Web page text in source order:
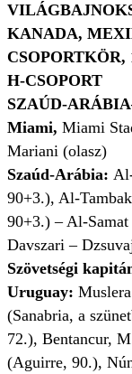
KANADA,
CSOPORTKÖR,
H-CSOPORT
SZAÚD-
Miami, Miami
Mariani (olasz)
Szaúd-Arábia:
90+3.), Al-
90+3.) – Al-
Davszari –
Szövetségi
Uruguay:
(Sanabria, a
72.), Bentancur,
(Aguirre, 90.),